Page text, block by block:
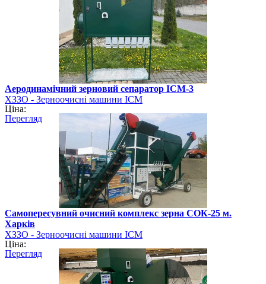
Аеродинамічний зерновий сепаратор ІСМ-3
ХЗЗО - Зерноочисні машини ІСМ
Ціна:
Перегляд
Самопересувний очисний комплекс зерна СОК-25 м.
Харків
ХЗЗО - Зерноочисні машини ІСМ
Ціна:
Перегляд